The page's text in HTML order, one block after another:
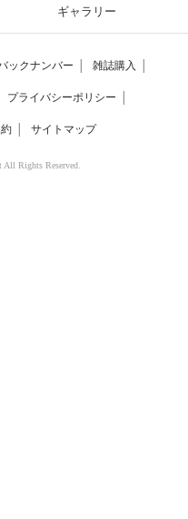
ギャラリー
ックナンバー 雑誌購入
プライバシーポリシー
サイトマップ
Rights Reserved.